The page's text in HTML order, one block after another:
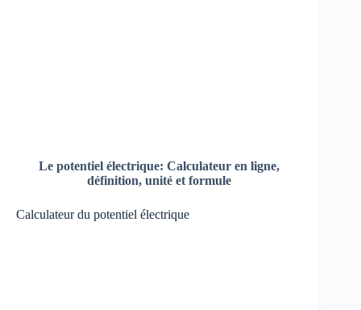
Le potentiel électrique: Calculateur en ligne,
définition, unité et formule
Calculateur du potentiel électrique